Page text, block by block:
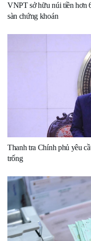
VNPT sở hữu núi tiền hơn
sàn chứng khoán
Thanh tra Chính phủ yêu
trống